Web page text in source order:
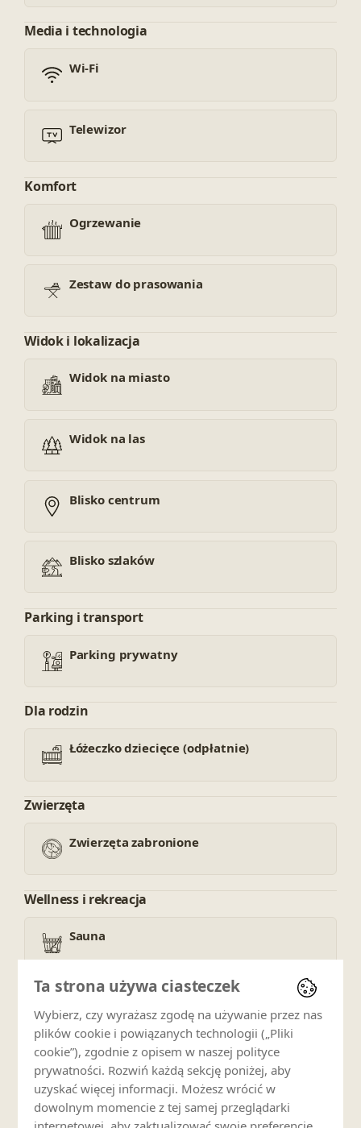
Media i technologia
Wi-Fi
Telewizor
Komfort
Ogrzewanie
Zestaw do prasowania
Widok i lokalizacja
Widok na miasto
Widok na las
Blisko centrum
Blisko szlaków
Parking i transport
Parking prywatny
Dla rodzin
Łóżeczko dziecięce (odpłatnie)
Zwierzęta
Zwierzęta zabronione
Wellness i rekreacja
Sauna
Jacuzzi
Dostęp do SPA
Usługi
Ta strona używa ciasteczek
Wybierz, czy wyrażasz zgodę na używanie przez nas
plików cookie i powiązanych technologii („Pliki
cookie”), zgodnie z opisem w naszej polityce
prywatności. Rozwiń każdą sekcję poniżej, aby
uzyskać więcej informacji. Możesz wrócić w
dowolnym momencie z tej samej przeglądarki